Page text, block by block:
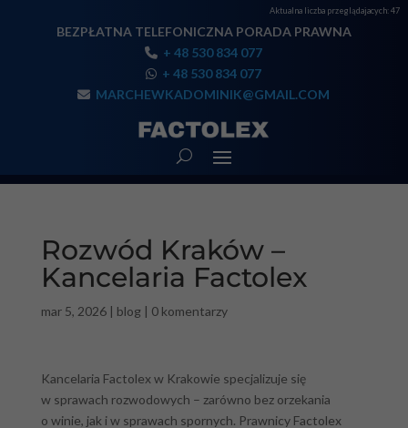
Aktualna liczba przeglądajacych:47
BEZPŁATNA TELEFONICZNA PORADA PRAWNA
+ 48 530 834 077
+ 48 530 834 077
MARCHEWKADOMINIK@GMAIL.COM
Rozwód Kraków –
Kancelaria Factolex
mar 5, 2026| blog| 0 komentarzy
Kancelaria Factolex w Krakowie specjalizuje się
w sprawach rozwodowych – zarówno bez orzekania
o winie, jak i w sprawach spornych. Prawnicy Factolex